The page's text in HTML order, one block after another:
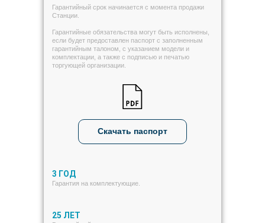
Гарантийный срок начинается с момента продажи
Станции.
Гарантийные обязательства могут быть исполнены,
если будет предоставлен паспорт с заполненным
гарантийным талоном, с указанием модели и
комплектации, а также с подписью и печатью
торгующей организации.
Гарантия на комплектующие.
3 ГОД
25 ЛЕТ
Скачать паспорт